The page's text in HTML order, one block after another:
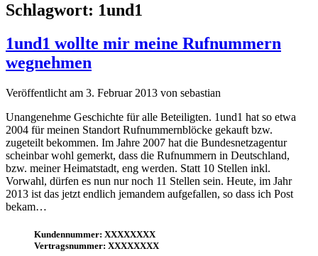
Schlagwort: 1und1
1und1 wollte mir meine Rufnummern
wegnehmen
Veröffentlicht am 3. Februar 2013 von sebastian
Unangenehme Geschichte für alle Beteiligten. 1und1 hat so etwa
2004 für meinen Standort Rufnummernblöcke gekauft bzw.
zugeteilt bekommen. Im Jahre 2007 hat die Bundesnetzagentur
scheinbar wohl gemerkt, dass die Rufnummern in Deutschland,
bzw. meiner Heimatstadt, eng werden. Statt 10 Stellen inkl.
Vorwahl, dürfen es nun nur noch 11 Stellen sein. Heute, im Jahr
2013 ist das jetzt endlich jemandem aufgefallen, so dass ich Post
bekam…
Kundennummer: XXXXXXXX
Vertragsnummer: XXXXXXXX